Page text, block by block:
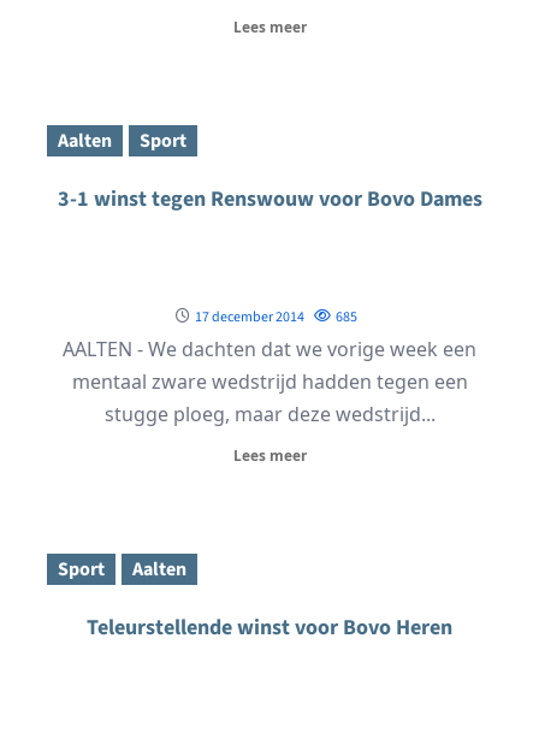
Lees meer
Aalten Sport
3-1 winst tegen Renswouw voor Bovo Dames
17 december 2014 685
AALTEN - We dachten dat we vorige week een
mentaal zware wedstrijd hadden tegen een
stugge ploeg, maar deze wedstrijd...
Lees meer
Sport Aalten
Teleurstellende winst voor Bovo Heren